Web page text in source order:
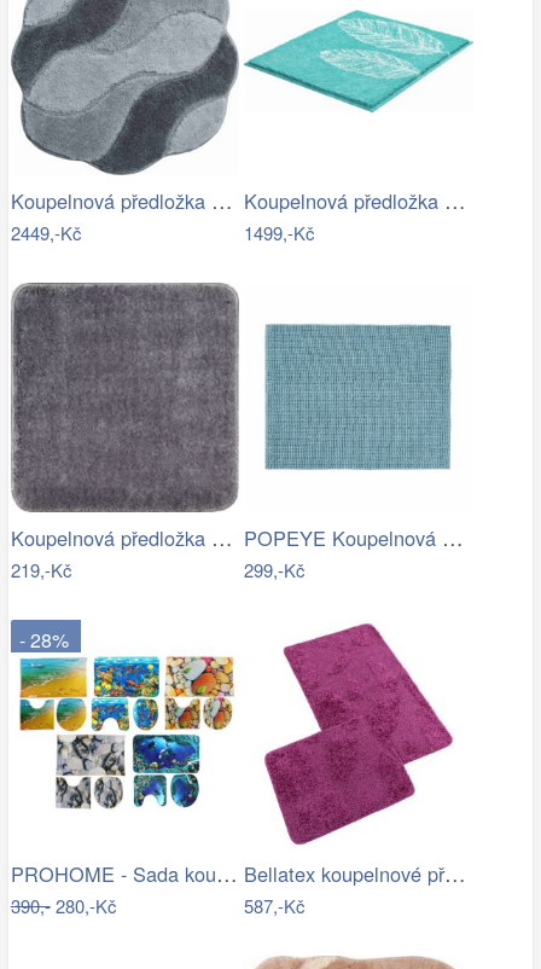
Koupelnová předložka CARMEN
2449,-Kč
Koupelnová předložka DUETTO
1499,-Kč
Koupelnová předložka Optima 55x55 cm…
219,-Kč
POPEYE Koupelnová předložka 80 x 60 cm …
299,-Kč
- 28%
PROHOME - Sada koupelnová 3ks různé…
390,-280,-Kč
Bellatex koupelnové předložky…
587,-Kč